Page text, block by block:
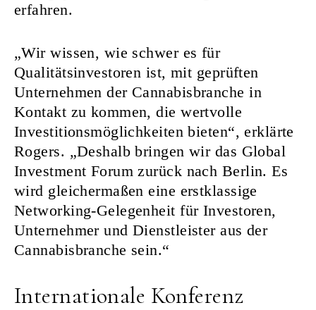
erfahren.
„Wir wissen, wie schwer es für
Qualitätsinvestoren ist, mit geprüften
Unternehmen der Cannabisbranche in
Kontakt zu kommen, die wertvolle
Investitionsmöglichkeiten bieten“, erklärte
Rogers. „Deshalb bringen wir das Global
Investment Forum zurück nach Berlin. Es
wird gleichermaßen eine erstklassige
Networking-Gelegenheit für Investoren,
Unternehmer und Dienstleister aus der
Cannabisbranche sein.“
Internationale Konferenz